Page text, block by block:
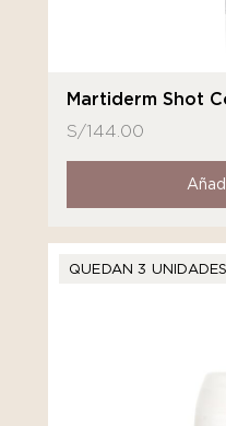
Martiderm Shot
S/144.00
QUEDAN 3 UNIDADES